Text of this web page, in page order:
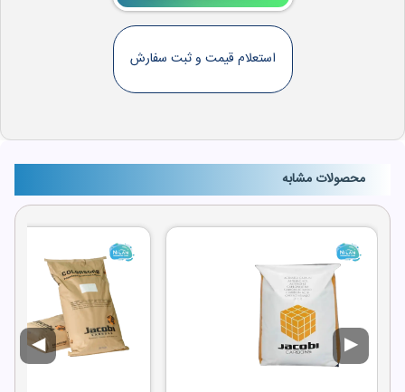
استعلام قیمت و ثبت سفارش
محصولات مشابه
▶
◀